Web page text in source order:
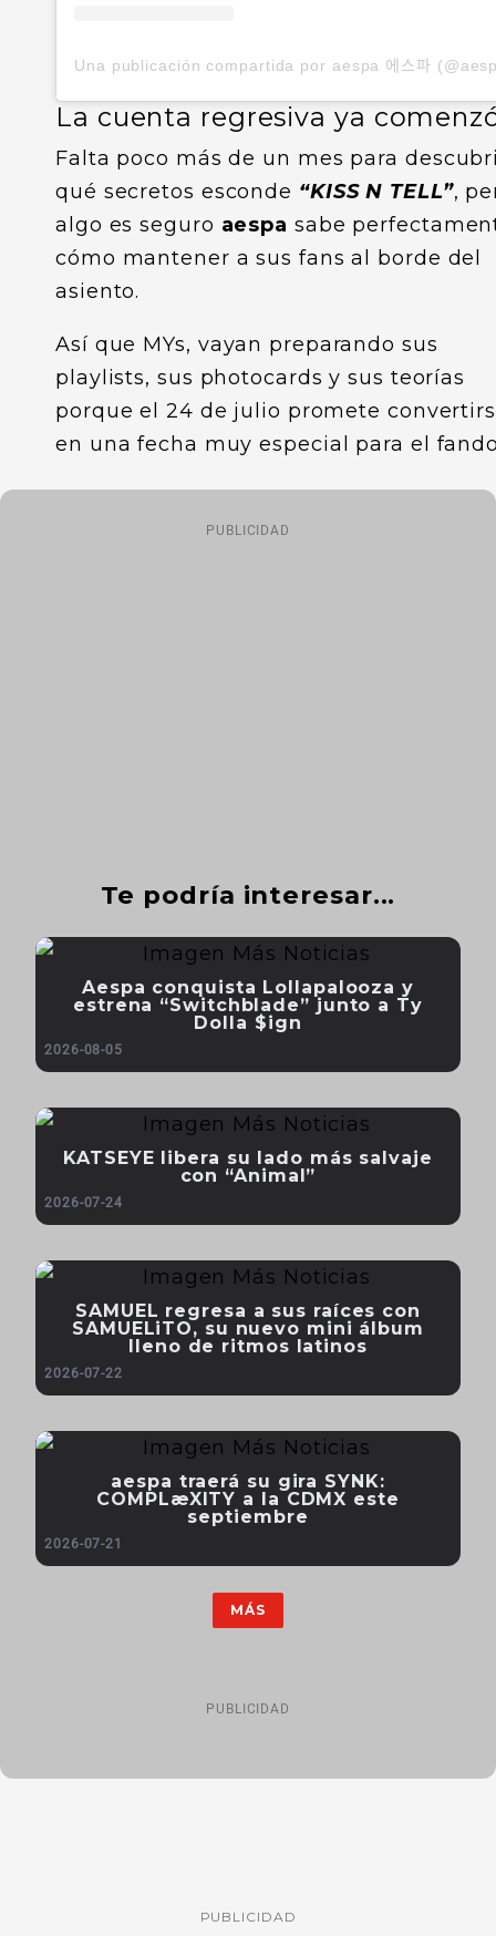
La cuenta regresiva ya
Falta poco más de un mes para
qué secretos esconde “KISS N TELL”,
algo es seguro aespa sabe
cómo mantener a sus fans al borde del
asiento.
Así que MYs, vayan preparando sus
playlists, sus photocards y sus teorías
porque el 24 de julio promete
en una fecha muy especial para el
PUBLICIDAD
Te podría interesar...
Aespa conquista Lollapalooza y
estrena “Switchblade” junto a Ty
Dolla $ign
2026-08-05
KATSEYE libera su lado más salvaje
con “Animal”
2026-07-24
SAMUEL regresa a sus raíces con
SAMUELiTO, su nuevo mini álbum
lleno de ritmos latinos
2026-07-22
aespa traerá su gira SYNK:
COMPLæXITY a la CDMX este
septiembre
2026-07-21
MÁS
PUBLICIDAD
PUBLICIDAD